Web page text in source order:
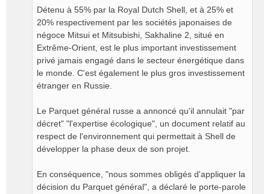
Détenu à 55% par la Royal Dutch Shell, et à 25% et
20% respectivement par les sociétés japonaises de
négoce Mitsui et Mitsubishi, Sakhaline 2, situé en
Extrême-Orient, est le plus important investissement
privé jamais engagé dans le secteur énergétique dans
le monde. C'est également le plus gros investissement
étranger en Russie.
Le Parquet général russe a annoncé qu'il annulait "par
décret" "l'expertise écologique", un document relatif au
respect de l'environnement qui permettait à Shell de
développer la phase deux de son projet.
En conséquence, "nous sommes obligés d'appliquer la
décision du Parquet général", a déclaré le porte-parole